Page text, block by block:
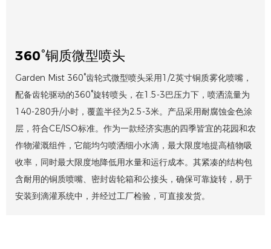
360°铜质微型喷头
Garden Mist 360°齿轮式微型喷头采用1/2英寸铜质雾化喷嘴，
配备齿轮驱动的360°旋转喷头，在1.5-3巴压力下，喷洒流量为
140-280升/小时，覆盖半径为2.5-3米。产品采用耐腐蚀金色涂
层，符合CE/ISO标准。作为一款经济实惠的四季皆宜的花园和农
作物灌溉组件，它能均匀喷洒细小水滴，最大限度地提高植物吸
收率，同时最大限度地降低用水量和运行成本。其紧凑的结构包
含耐用的铜质喷嘴、密封齿轮箱和公接头，确保可靠旋转，易于
安装到滴灌系统中，并经过工厂检验，可直接发货。